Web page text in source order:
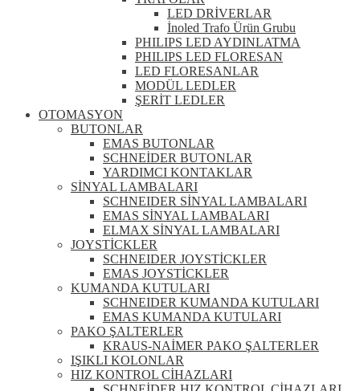
LED DRİVERLAR
İnoled Trafo Ürün Grubu
PHILIPS LED AYDINLATMA
PHILIPS LED FLORESAN
LED FLORESANLAR
MODÜL LEDLER
ŞERİT LEDLER
OTOMASYON
BUTONLAR
EMAS BUTONLAR
SCHNEİDER BUTONLAR
YARDIMCI KONTAKLAR
SİNYAL LAMBALARI
SCHNEIDER SİNYAL LAMBALARI
EMAS SİNYAL LAMBALARI
ELMAX SİNYAL LAMBALARI
JOYSTİCKLER
SCHNEIDER JOYSTİCKLER
EMAS JOYSTİCKLER
KUMANDA KUTULARI
SCHNEIDER KUMANDA KUTULARI
EMAS KUMANDA KUTULARI
PAKO ŞALTERLER
KRAUS-NAİMER PAKO ŞALTERLER
IŞIKLI KOLONLAR
HIZ KONTROL CİHAZLARI